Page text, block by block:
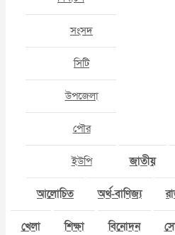
সংসদ
সিটি
উপজেলা
পৌর
ইউপি জাতীয়
আলোচিত অর্থ-বাণিজ্য
খেলা শিক্ষা বিনোদন